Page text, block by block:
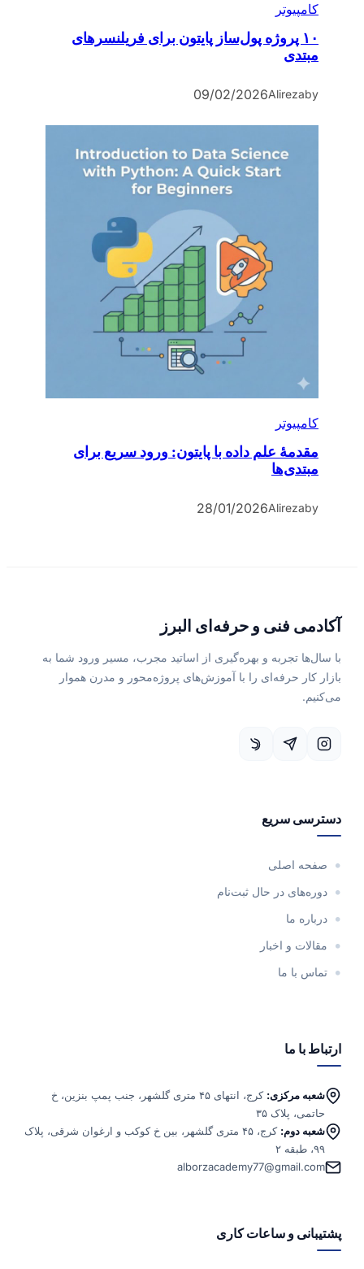
کامپیوتر
۱۰ پروژه پول‌ساز پایتون برای فریلنسرهای
مبتدی
by
Alireza
09/02/2026
کامپیوتر
مقدمۀ علم داده با پایتون: ورود سریع برای
مبتدی‌ها
by
Alireza
28/01/2026
آکادمی فنی و حرفه‌ای البرز
با سال‌ها تجربه و بهره‌گیری از اساتید مجرب، مسیر ورود شما به
بازار کار حرفه‌ای را با آموزش‌های پروژه‌محور و مدرن هموار
می‌کنیم.
دسترسی سریع
صفحه اصلی
دوره‌های در حال ثبت‌نام
درباره ما
مقالات و اخبار
تماس با ما
ارتباط با ما
شعبه مرکزی:
کرج، انتهای ۴۵ متری گلشهر، جنب پمپ بنزین، خ
حاتمی، پلاک ۳۵
شعبه دوم:
کرج، ۴۵ متری گلشهر، بین خ کوکب و ارغوان شرقی، پلاک
۹۹، طبقه ۲
alborzacademy77@gmail.com
پشتیبانی و ساعات کاری